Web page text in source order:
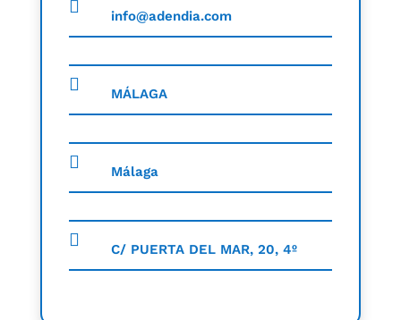
info@adendia.com
MÁLAGA
Málaga
C/ PUERTA DEL MAR, 20, 4º